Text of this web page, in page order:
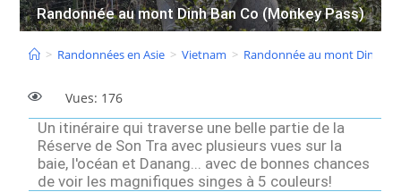
Randonnée au mont Dinh Ban Co (Monkey Pass)
> Randonnées en Asie > Vietnam > Randonnée au mont Dinh
Vues: 176
Un itinéraire qui traverse une belle partie de la
Réserve de Son Tra avec plusieurs vues sur la
baie, l'océan et Danang... avec de bonnes chances
de voir les magnifiques singes à 5 couleurs!